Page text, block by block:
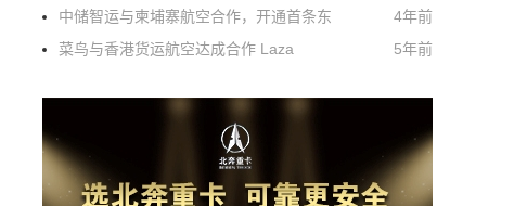
中储智运与柬埔寨航空合作，开通首条东
4年前
菜鸟与香港货运航空达成合作 Laza
5年前